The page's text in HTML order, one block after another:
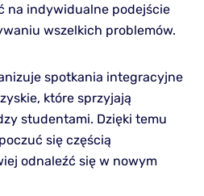
na indywidualne podejście
wszelkich problemów.
spotkania integracyjne
które sprzyjają
studentami. Dzięki temu
się częścią
odnaleźć się w nowym